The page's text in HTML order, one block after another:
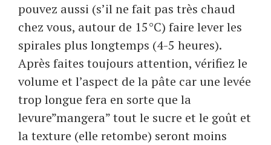
pouvez aussi (s’il ne fait pas très chaud
chez vous, autour de 15°C) faire lever les
spirales plus longtemps (4-5 heures).
Après faites toujours attention, vérifiez le
volume et l’aspect de la pâte car une levée
trop longue fera en sorte que la
levure”mangera” tout le sucre et le goût et
la texture (elle retombe) seront moins